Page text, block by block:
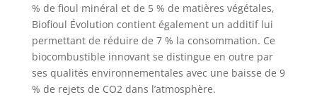
% de fioul minéral et de 5 % de matières végétales,
Biofioul Évolution contient également un additif lui
permettant de réduire de 7 % la consommation. Ce
biocombustible innovant se distingue en outre par
ses qualités environnementales avec une baisse de 9
% de rejets de CO2 dans l’atmosphère.